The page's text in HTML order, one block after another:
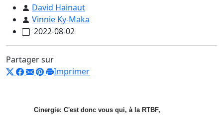
David Hainaut
Vinnie Ky-Maka
2022-08-02
Partager sur
Imprimer
Cinergie: C'est donc vous qui, à la RTBF,